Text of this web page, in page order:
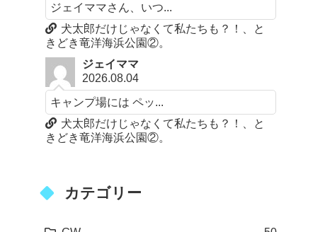
ジェイママさん、いつ...
犬太郎だけじゃなくて私たちも？！、と
きどき竜洋海浜公園②。
ジェイママ
2026.08.04
キャンプ場には ペッ...
犬太郎だけじゃなくて私たちも？！、と
きどき竜洋海浜公園②。
カテゴリー